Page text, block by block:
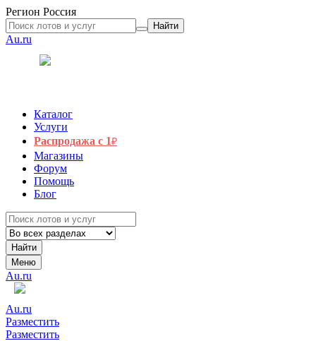
Регион Россия
Найти
Au.ru
Каталог
Услуги
Распродажа с 1₽
Магазины
Форум
Помощь
Блог
Найти
Меню
Au.ru
Au.ru
Разместить
Разместить